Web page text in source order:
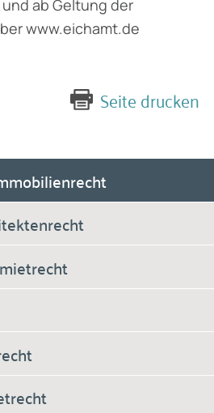
ab Geltung der
www.eichamt.de
Seite drucken